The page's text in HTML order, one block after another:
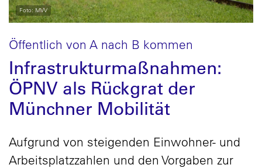
Öffentlich von A nach B kommen
Infrastrukturmaßnahmen:
ÖPNV als Rückgrat der
Münchner Mobilität
Aufgrund von steigenden Einwohner- und
Arbeitsplatzzahlen und den Vorgaben zur
Foto: MVV